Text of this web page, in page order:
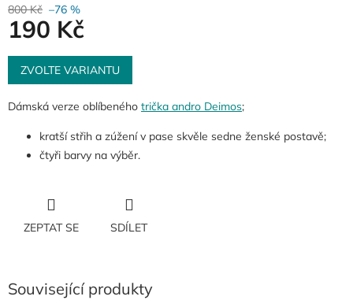
800 Kč –76 %
190 Kč
Měrná
cena:
ZVOLTE VARIANTU
Dámská verze oblíbeného trička andro Deimos;
kratší střih a zúžení v pase skvěle sedne ženské postavě;
čtyři barvy na výběr.
ZEPTAT SE SDÍLET
Související produkty